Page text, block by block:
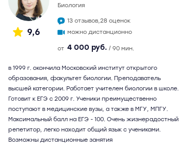
9,6
биология
13 отзывов,28 оценок
можно дистанционно
от 4 000 руб. / 90 мин.
в 1999 г. окончила Московский институт открытого
образования, факультет биологии. Преподаватель
высшей категории. Работает учителем биологии в школе.
Готовит к ЕГЭ с 2009 г. Ученики преимущественно
поступают в медицинские вузы, а также в МГУ, МПГУ.
Максимальный балл на ЕГЭ - 100. Очень жизнерадостный
репетитор, легко находит общий язык с учениками.
Возможны дистанционные занятия